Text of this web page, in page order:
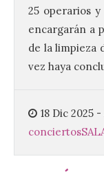
25 operarios
encargarán a
de la limpieza
vez haya
18 Dic 2025 -
conciertos
La
de León
7 Ago 2026